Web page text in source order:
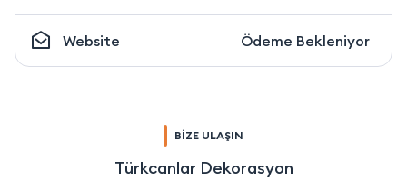
Website Ödeme Bekleniyor
BİZE ULAŞIN
Türkcanlar Dekorasyon